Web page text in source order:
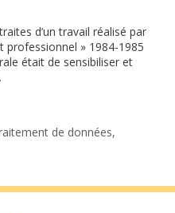
d’un travail réalisé par
professionnel » 1984-1985
était de sensibiliser et
de données,